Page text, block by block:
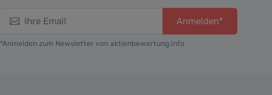
Anmelden*
*Anmelden zum Newsletter von aktienbewertung.info